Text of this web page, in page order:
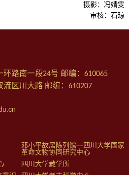
摄影：冯婧雯
审核：石琼
环路南一段24号 邮编：610065
流区川大路 邮编：610207
邓小平故居陈列馆—四川大学国家
革命文物协同研究中心
四川大学藏学所